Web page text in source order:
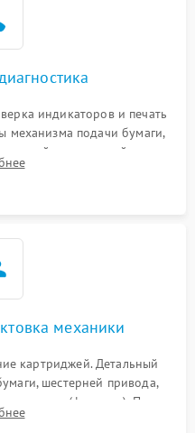
индикаторов и печать
механизма подачи бумаги,
и первичный анализ
фон, пробелы).
механики
картриджей. Детальный
шестерней привода,
(фьюзера). Поиск
деталей.